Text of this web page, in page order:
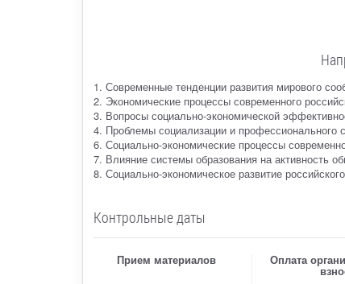
1. Современные тенденции развития мирового
2. Экономические процессы современного
3. Вопросы социально-экономической
4. Проблемы социализации и профессионального
6. Социально-экономические процессы
7. Влияние системы образования на активность
8. Социально-экономическое развитие
Контрольные даты
Прием материалов Оплата